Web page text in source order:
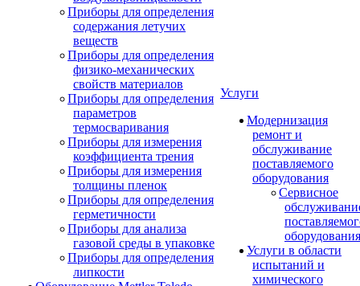
Приборы для определения
содержания летучих
веществ
Приборы для определения
физико-механических
свойств материалов
Приборы для определения
параметров
термосваривания
Приборы для измерения
коэффициента трения
Приборы для измерения
толщины пленок
Приборы для определения
герметичности
Приборы для анализа
газовой среды в упаковке
Приборы для определения
липкости
Услуги
Модернизация
ремонт и
обслуживание
поставляемого
оборудования
Сервисное
оборудования
Услуги в области
испытаний и
химического